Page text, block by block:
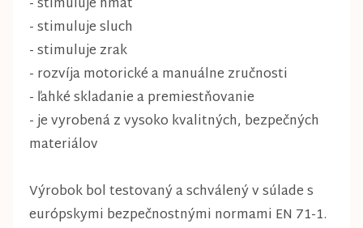
- stimuluje sluch
- stimuluje zrak
- rozvíja motorické a manuálne zručnosti
- ľahké skladanie a premiestňovanie
- je vyrobená z vysoko kvalitných, bezpečných
materiálov
Výrobok bol testovaný a schválený v súlade s
európskymi bezpečnostnými normami EN 71-1.